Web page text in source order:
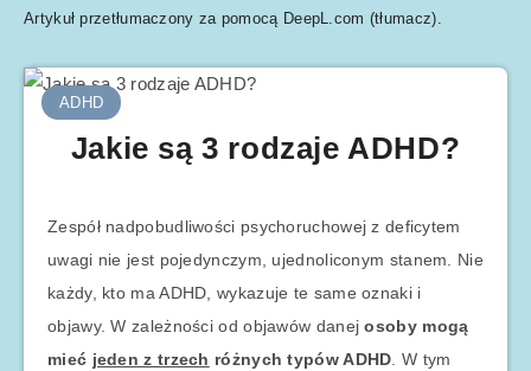
Artykuł przetłumaczony za pomocą DeepL.com (tłumacz).
ADHD
Jakie są 3 rodzaje ADHD?
Zespół nadpobudliwości psychoruchowej z deficytem
uwagi nie jest pojedynczym, ujednoliconym stanem. Nie
każdy, kto ma ADHD, wykazuje te same oznaki i
objawy. W zależności od objawów danejosoby mogą
mieć jeden z trzech różnych typów ADHD . W tym